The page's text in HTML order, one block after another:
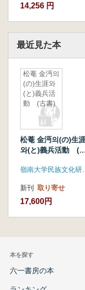
14,256 円
最近見た本
松菴 金沔의
(の)生涯와
(と)義兵活
動 (古書)
松菴 金沔의(の)生
와(と)義兵活動 (
新刊 取り寄せ
17,600円
本を探す
六一書房の本